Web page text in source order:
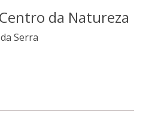
da Natureza
Serra